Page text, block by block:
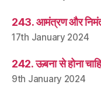
243. आमंत्रण और
17th January 2024
242. ऊबना से होना
9th January 2024